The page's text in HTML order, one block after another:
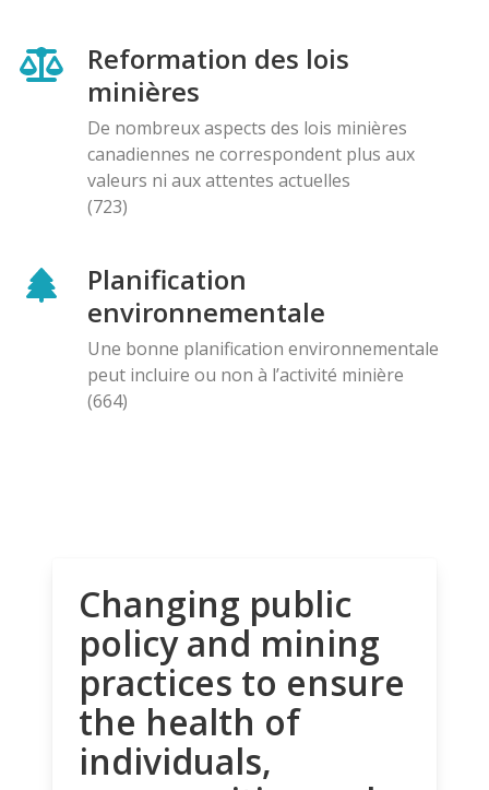
Reformation des lois
minières
De nombreux aspects des lois minières
canadiennes ne correspondent plus aux
valeurs ni aux attentes actuelles
(723)
Planification
environnementale
Une bonne planification environnementale
peut incluire ou non à l’activité minière
(664)
Changing public
policy and mining
practices to ensure
the health of
individuals,